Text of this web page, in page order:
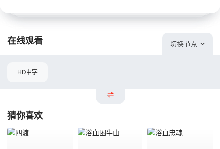
在线观看 切换节点
HD中字
猜你喜欢